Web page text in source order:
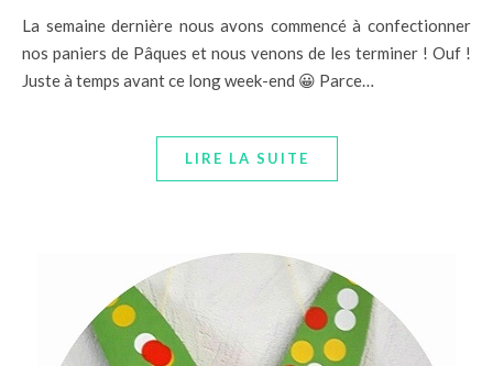
La semaine dernière nous avons commencé à confectionner
nos paniers de Pâques et nous venons de les terminer ! Ouf !
Juste à temps avant ce long week-end 😀 Parce…
LIRE LA SUITE